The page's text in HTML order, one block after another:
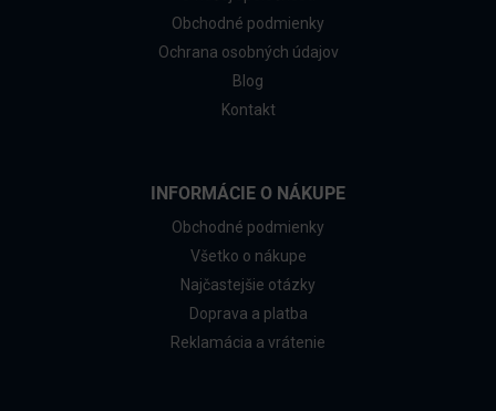
Obchodné podmienky
Ochrana osobných údajov
Blog
Kontakt
INFORMÁCIE O NÁKUPE
Obchodné podmienky
Všetko o nákupe
Najčastejšie otázky
Doprava a platba
Reklamácia a vrátenie